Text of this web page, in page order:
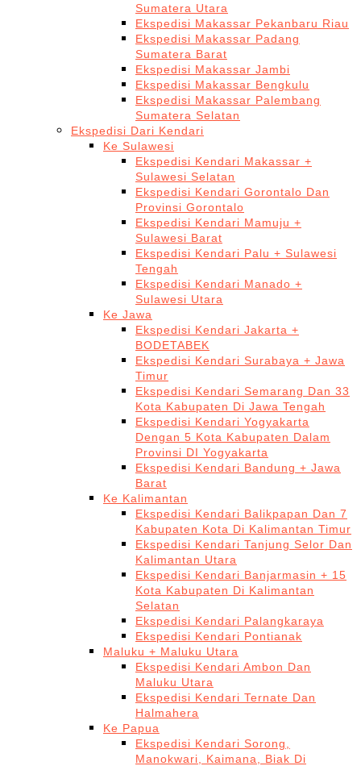
Sumatera Utara
Ekspedisi Makassar Pekanbaru Riau
Ekspedisi Makassar Padang
Sumatera Barat
Ekspedisi Makassar Jambi
Ekspedisi Makassar Bengkulu
Ekspedisi Makassar Palembang
Sumatera Selatan
Ekspedisi Dari Kendari
Ke Sulawesi
Ekspedisi Kendari Makassar +
Sulawesi Selatan
Ekspedisi Kendari Gorontalo Dan
Provinsi Gorontalo
Ekspedisi Kendari Mamuju +
Sulawesi Barat
Ekspedisi Kendari Palu + Sulawesi
Tengah
Ekspedisi Kendari Manado +
Sulawesi Utara
Ke Jawa
Ekspedisi Kendari Jakarta +
BODETABEK
Ekspedisi Kendari Surabaya + Jawa
Timur
Ekspedisi Kendari Semarang Dan 33
Kota Kabupaten Di Jawa Tengah
Ekspedisi Kendari Yogyakarta
Dengan 5 Kota Kabupaten Dalam
Provinsi DI Yogyakarta
Ekspedisi Kendari Bandung + Jawa
Barat
Ke Kalimantan
Ekspedisi Kendari Balikpapan Dan 7
Kabupaten Kota Di Kalimantan Timur
Ekspedisi Kendari Tanjung Selor Dan
Kalimantan Utara
Ekspedisi Kendari Banjarmasin + 15
Kota Kabupaten Di Kalimantan
Selatan
Ekspedisi Kendari Palangkaraya
Ekspedisi Kendari Pontianak
Maluku + Maluku Utara
Ekspedisi Kendari Ambon Dan
Maluku Utara
Ekspedisi Kendari Ternate Dan
Halmahera
Ke Papua
Ekspedisi Kendari Sorong,
Manokwari, Kaimana, Biak Di